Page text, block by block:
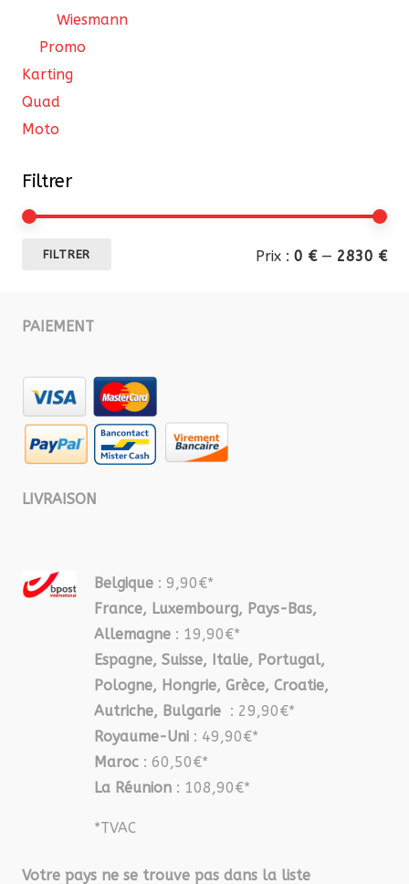
Wiesmann
Promo
Karting
Quad
Moto
Filtrer
FILTRER Prix : 0 €— 2830 €
PAIEMENT
LIVRAISON
Belgique : 9,90€*
France, Luxembourg, Pays-Bas,
Allemagne : 19,90€*
Espagne, Suisse, Italie, Portugal,
Pologne, Hongrie, Grèce, Croatie,
Autriche, Bulgarie : 29,90€*
Royaume-Uni : 49,90€*
Maroc : 60,50€*
La Réunion : 108,90€*
*TVAC
Votre pays ne se trouve pas dans la liste